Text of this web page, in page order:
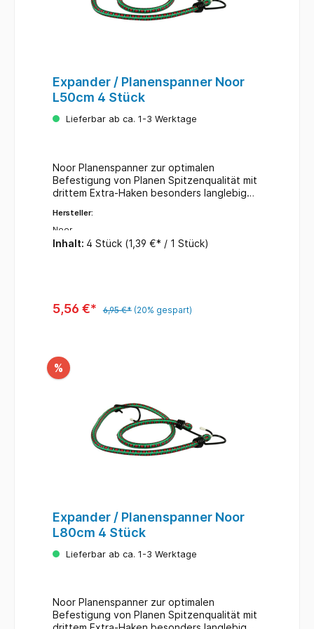
Expander / Planenspanner Noor
L50cm 4 Stück
Lieferbar ab ca. 1-3 Werktage
Noor Planenspanner zur optimalen
Befestigung von Planen Spitzenqualität mit
drittem Extra-Haken besonders langlebig
Fahrrad, Auto, Haus und Garten Inhalt: 4
Stück Länge: ca. 50 cm
Hersteller:
Noor
Inhalt: 4 Stück (1,39 €* / 1 Stück)
5,56 €* 6,95 €* (20% gespart)
%
Expander / Planenspanner Noor
L80cm 4 Stück
Lieferbar ab ca. 1-3 Werktage
Noor Planenspanner zur optimalen
Befestigung von Planen Spitzenqualität mit